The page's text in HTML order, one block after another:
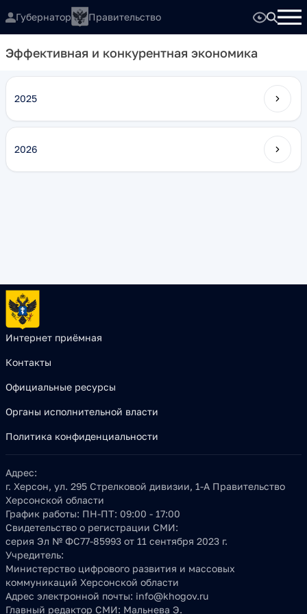
Губернатор Правительство
Эффективная и конкурентная экономика
2025
2026
Интернет приёмная
Контакты
Официальные ресурсы
Органы исполнительной власти
Политика конфиденциальности
Адрес:
г. Херсон, ул. 295 Стрелковой дивизии, 1-А Правительство
Херсонской области
График работы: ПН-ПТ: 09:00 - 17:00
Свидетельство о регистрации СМИ:
серия Эл № ФС77-85993 от 11 сентября 2023 г.
Учредитель:
Министерство цифрового развития и массовых
коммуникаций Херсонской области
Адрес электронной почты: info@khogov.ru
Главный редактор СМИ: Мальнева Э.